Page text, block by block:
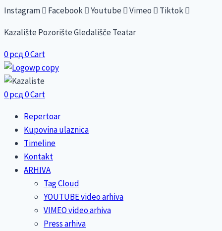
Skip
content
Instagram Facebook Youtube Vimeo
Tiktok
Kazalište Pozorište Gledališče Teatar
0рсд0Cart
0рсд0Cart
Repertoar
Kupovina ulaznica
Timeline
Kontakt
ARHIVA
Tag Cloud
YOUTUBE video arhiva
VIMEO video arhiva
Press arhiva